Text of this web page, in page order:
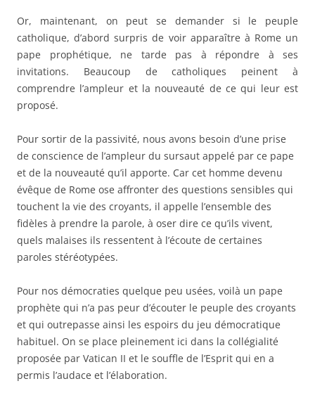
Or, maintenant, on peut se demander si le peuple
catholique, d’abord surpris de voir apparaître à Rome un
pape prophétique, ne tarde pas à répondre à ses
invitations. Beaucoup de catholiques peinent à
comprendre l’ampleur et la nouveauté de ce qui leur est
proposé.
Pour sortir de la passivité, nous avons besoin d’une prise
de conscience de l’ampleur du sursaut appelé par ce pape
et de la nouveauté qu’il apporte. Car cet homme devenu
évêque de Rome ose affronter des questions sensibles qui
touchent la vie des croyants, il appelle l’ensemble des
fidèles à prendre la parole, à oser dire ce qu’ils vivent,
quels malaises ils ressentent à l’écoute de certaines
paroles stéréotypées.
Pour nos démocraties quelque peu usées, voilà un pape
prophète qui n’a pas peur d’écouter le peuple des croyants
et qui outrepasse ainsi les espoirs du jeu démocratique
habituel. On se place pleinement ici dans la collégialité
proposée par Vatican II et le souffle de l’Esprit qui en a
permis l’audace et l’élaboration.